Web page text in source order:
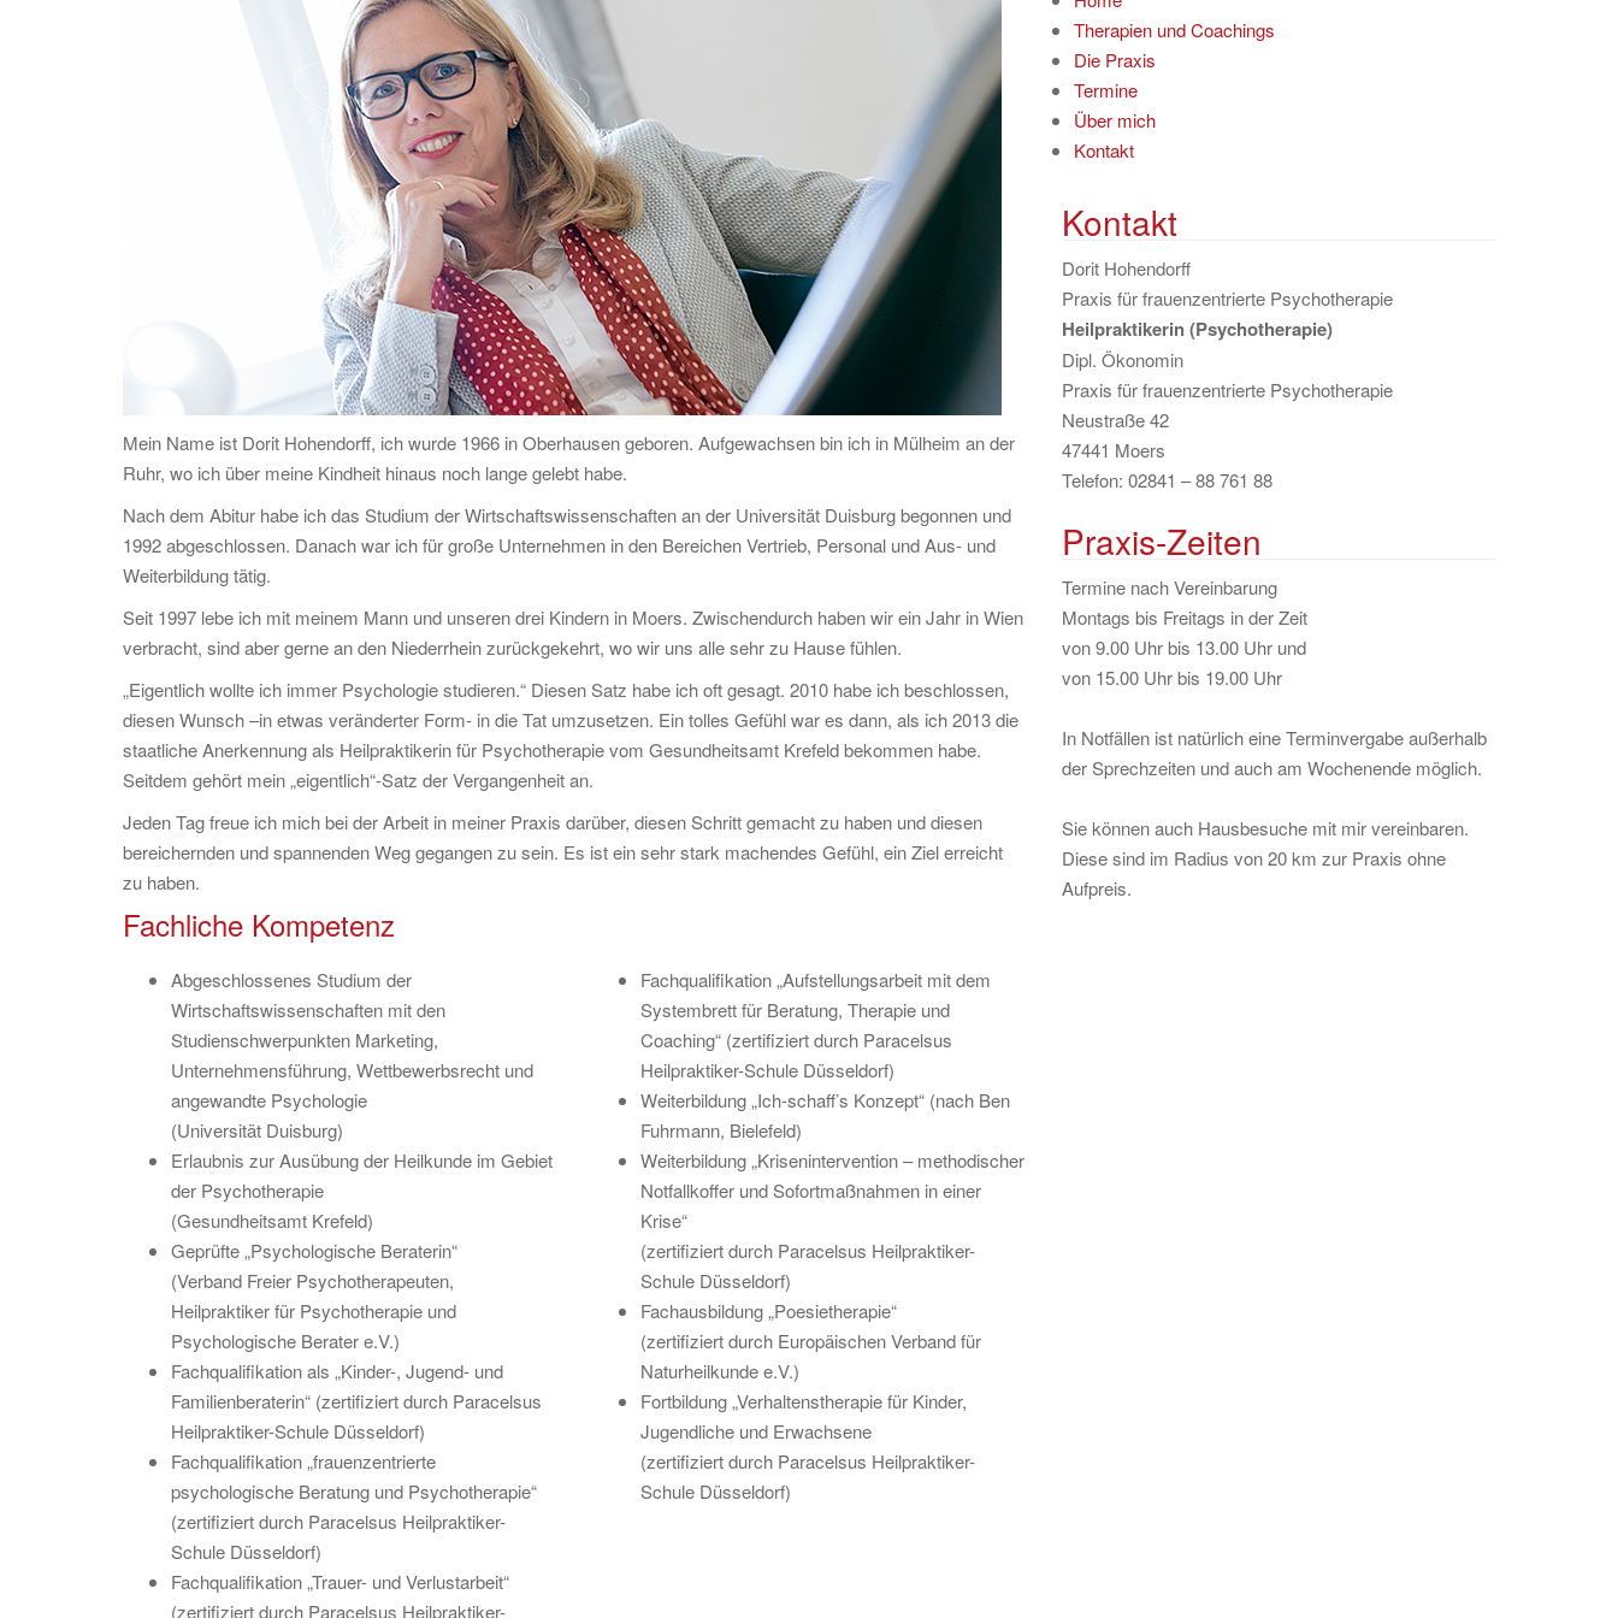
Mein Name ist Dorit Hohendorff, ich wurde 1966 in Oberhausen geboren. Aufgewachsen bin ich in Mülheim an der
Ruhr, wo ich über meine Kindheit hinaus noch lange gelebt habe.
Nach dem Abitur habe ich das Studium der Wirtschaftswissenschaften an der Universität Duisburg begonnen und
1992 abgeschlossen. Danach war ich für große Unternehmen in den Bereichen Vertrieb, Personal und Aus- und
Weiterbildung tätig.
Seit 1997 lebe ich mit meinem Mann und unseren drei Kindern in Moers. Zwischendurch haben wir ein Jahr in Wien
verbracht, sind aber gerne an den Niederrhein zurückgekehrt, wo wir uns alle sehr zu Hause fühlen.
„Eigentlich wollte ich immer Psychologie studieren.“ Diesen Satz habe ich oft gesagt. 2010 habe ich beschlossen,
diesen Wunsch –in etwas veränderter Form- in die Tat umzusetzen. Ein tolles Gefühl war es dann, als ich 2013 die
staatliche Anerkennung als Heilpraktikerin für Psychotherapie vom Gesundheitsamt Krefeld bekommen habe.
Seitdem gehört mein „eigentlich“-Satz der Vergangenheit an.
Jeden Tag freue ich mich bei der Arbeit in meiner Praxis darüber, diesen Schritt gemacht zu haben und diesen
bereichernden und spannenden Weg gegangen zu sein. Es ist ein sehr stark machendes Gefühl, ein Ziel erreicht
zu haben.
Fachliche Kompetenz
Abgeschlossenes Studium der
Wirtschaftswissenschaften mit den
Studienschwerpunkten Marketing,
Unternehmensführung, Wettbewerbsrecht und
angewandte Psychologie
(Universität Duisburg)
Erlaubnis zur Ausübung der Heilkunde im Gebiet
der Psychotherapie
(Gesundheitsamt Krefeld)
Geprüfte „Psychologische Beraterin“
(Verband Freier Psychotherapeuten,
Heilpraktiker für Psychotherapie und
Psychologische Berater e.V.)
Fachqualifikation als „Kinder-, Jugend- und
Familienberaterin“ (zertifiziert durch Paracelsus
Heilpraktiker-Schule Düsseldorf)
Fachqualifikation „frauenzentrierte
psychologische Beratung und Psychotherapie“
(zertifiziert durch Paracelsus Heilpraktiker-
Schule Düsseldorf)
Fachqualifikation „Trauer- und Verlustarbeit“
(zertifiziert durch Paracelsus Heilpraktiker-
Fachqualifikation „Aufstellungsarbeit mit dem
Systembrett für Beratung, Therapie und
Coaching“ (zertifiziert durch Paracelsus
Heilpraktiker-Schule Düsseldorf)
Weiterbildung „Ich-schaff’s Konzept“ (nach Ben
Fuhrmann, Bielefeld)
Weiterbildung „Krisenintervention – methodischer
Notfallkoffer und Sofortmaßnahmen in einer
Krise“
(zertifiziert durch Paracelsus Heilpraktiker-
Schule Düsseldorf)
Fachausbildung „Poesietherapie“
(zertifiziert durch Europäischen Verband für
Naturheilkunde e.V.)
Fortbildung „Verhaltenstherapie für Kinder,
Jugendliche und Erwachsene
(zertifiziert durch Paracelsus Heilpraktiker-
Schule Düsseldorf)
Therapien und Coachings
Die Praxis
Termine
Über mich
Kontakt
Kontakt
Dorit Hohendorff
Praxis für frauenzentrierte Psychotherapie
Heilpraktikerin (Psychotherapie)
Dipl. Ökonomin
Praxis für frauenzentrierte Psychotherapie
Neustraße 42
47441 Moers
Telefon: 02841 – 88 761 88
Praxis-Zeiten
Termine nach Vereinbarung
Montags bis Freitags in der Zeit
von 9.00 Uhr bis 13.00 Uhr und
von 15.00 Uhr bis 19.00 Uhr
In Notfällen ist natürlich eine Terminvergabe außerhalb
der Sprechzeiten und auch am Wochenende möglich.
Sie können auch Hausbesuche mit mir vereinbaren.
Diese sind im Radius von 20 km zur Praxis ohne
Aufpreis.